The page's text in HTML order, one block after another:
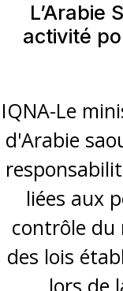
L’Arabie
activité
IQNA-Le
d'Arabie
liées aux
contrôle du
des lois
lors de